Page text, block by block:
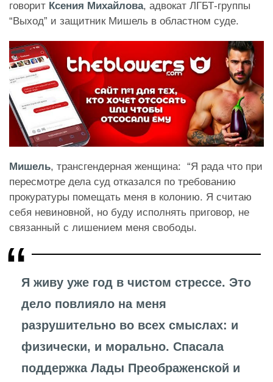
говорит Ксения Михайлова, адвокат ЛГБТ-группы
“Выход” и защитник Мишель в областном суде.
Мишель, трансгендерная женщина: “Я рада что при
пересмотре дела суд отказался по требованию
прокуратуры помещать меня в колонию. Я считаю
себя невиновной, но буду исполнять приговор, не
связанный с лишением меня свободы.
Я живу уже год в чистом стрессе. Это
дело повлияло на меня
разрушительно во всех смыслах: и
физически, и морально. Спасала
поддержка Лады Преображенской и